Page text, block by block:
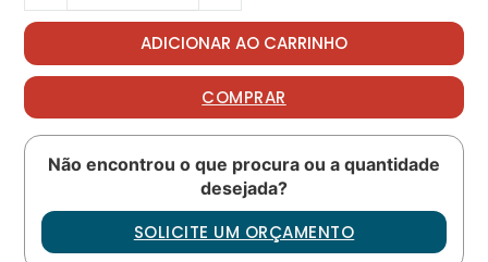
ADICIONAR AO CARRINHO
COMPRAR
Não encontrou o que procura ou a quantidade
desejada?
SOLICITE UM ORÇAMENTO